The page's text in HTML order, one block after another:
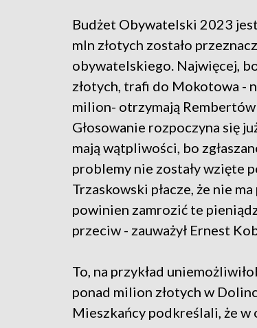
Budżet Obywatelski 2023
mln złotych zostało
obywatelskiego. Najwięcej,
złotych, trafi do Mokotowa -
milion- otrzymają Rembertów
Głosowanie rozpoczyna się
mają wątpliwości, bo
problemy nie zostały wzięte
Trzaskowski płacze, że nie
powinien zamrozić te
przeciw - zauważył Ernest
To, na przykład
ponad milion złotych w
Mieszkańcy podkreślali, że w